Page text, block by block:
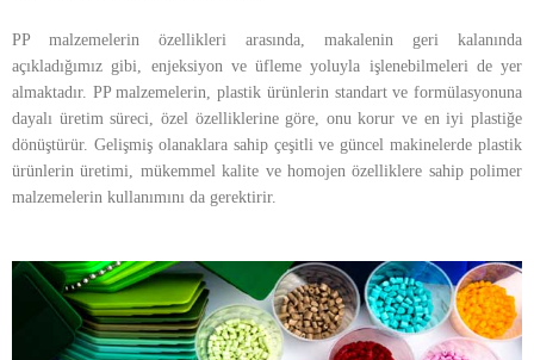
PP malzemelerin özellikleri arasında, makalenin geri kalanında
açıkladığımız gibi, enjeksiyon ve üfleme yoluyla işlenebilmeleri de yer
almaktadır. PP malzemelerin, plastik ürünlerin standart ve formülasyonuna
dayalı üretim süreci, özel özelliklerine göre, onu korur ve en iyi plastiğe
dönüştürür. Gelişmiş olanaklara sahip çeşitli ve güncel makinelerde plastik
ürünlerin üretimi, mükemmel kalite ve homojen özelliklere sahip polimer
malzemelerin kullanımını da gerektirir.